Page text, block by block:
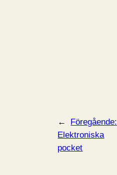
←
Föregående:
Elektroniska
pocket